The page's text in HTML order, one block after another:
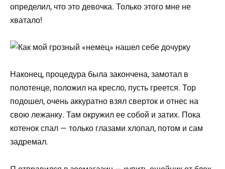
определил, что это девочка. Только этого мне не
хватало!
Наконец, процедура была закончена, замотал в
полотенце, положил на кресло, пусть греется. Тор
подошел, очень аккуратно взял сверток и отнес на
свою лежанку. Там окружил ее собой и затих. Пока
котенок спал — только глазами хлопал, потом и сам
задремал.